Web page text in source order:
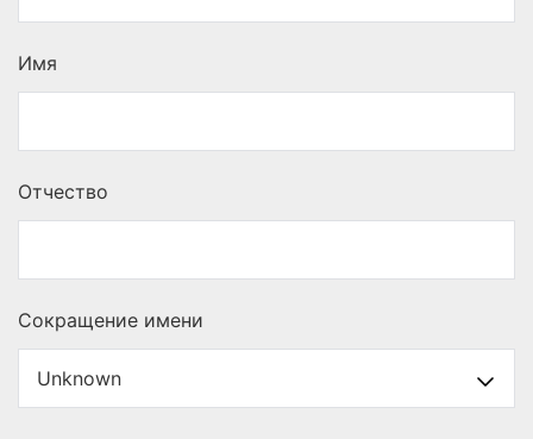
Имя
Отчество
Сокращение имени